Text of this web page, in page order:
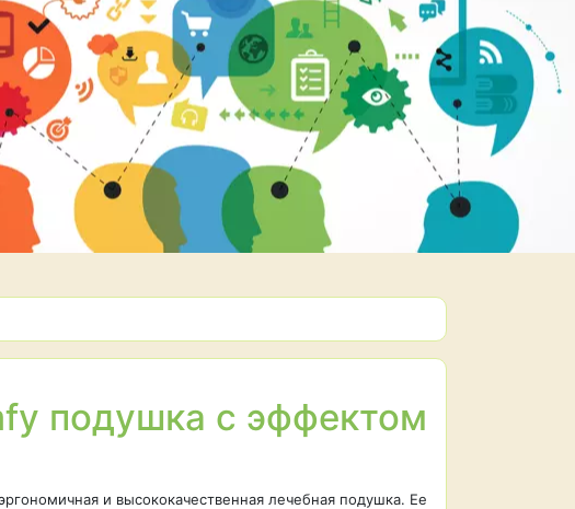
подушка с эффектом
и высококачественная лечебная подушка. Ее